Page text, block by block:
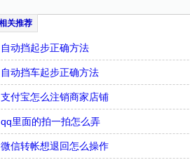
自动挡起步正确方法
自动挡车起步正确方法
支付宝怎么注销商家店铺
qq里面的拍一拍怎么弄
微信转帐想退回怎么操作